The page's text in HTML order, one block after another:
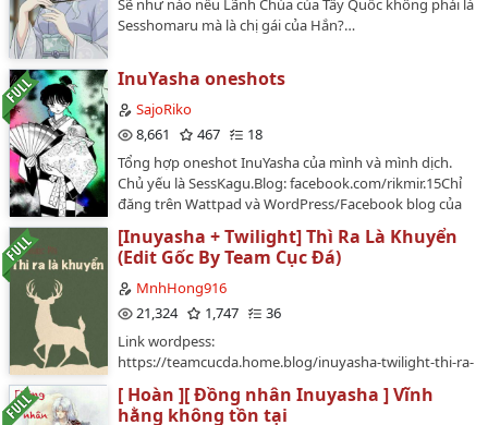
Sesshomaru mà là chị gái của Hắn?…
InuYasha oneshots
SajoRiko
8,661
467
18
Tổng hợp oneshot InuYasha của mình và mình dịch.
Chủ yếu là SessKagu.Blog: facebook.com/rikmir.15Chỉ
đăng trên Wattpad và WordPress/Facebook blog của
Sajo Riko. Mang đi nhớ ghi nguồn nếu còn tôn trọng
công sức của tác giả/dịch giả. Nghiêm cấm chuyển ver,
đạo truyện. Nếu phát hiện tác phẩm nào chuyển ver
hay đạo, xin vui lòng báo lại với tác giả/dịch giả.…
[Inuyasha + Twilight] Thì Ra Là Khuyển
(Edit Gốc By Team Cục Đá)
MnhHong916
21,324
1,747
36
Link wordpess:
https://teamcucda.home.blog/inuyasha-twilight-thi-ra-
đồng nhân này muốn lưu về đọc offline. Nên mình tải
[ Hoàn ][ Đồng nhân Inuyasha ] Vĩnh
hằng không tồn tại